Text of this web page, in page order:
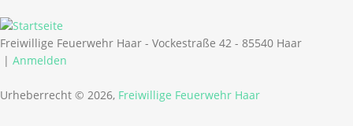
Freiwillige Feuerwehr Haar - Vockestraße 42 - 85540 Haar
| Anmelden
Urheberrecht © 2026, Freiwillige Feuerwehr Haar